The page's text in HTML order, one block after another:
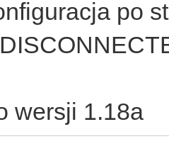
po
wersji 1.18a